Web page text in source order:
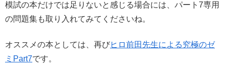
模試の本だけでは足りないと感じる場合には、パート7専用
の問題集も取り入れてみてくださいね。
オススメの本としては、再びヒロ前田先生による究極のゼ
ミPart7です。